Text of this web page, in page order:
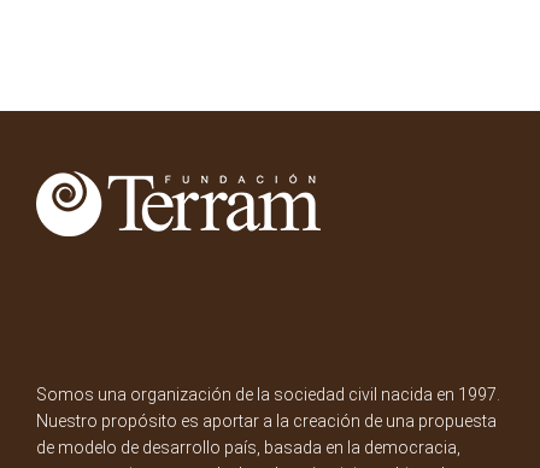
Somos una organización de la sociedad civil nacida en 1997.
Nuestro propósito es aportar a la creación de una propuesta
de modelo de desarrollo país, basada en la democracia,